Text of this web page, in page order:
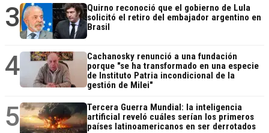
3
Quirno reconoció que el gobierno de Lula
solicitó el retiro del embajador argentino en
Brasil
4
Cachanosky renunció a una fundación
porque "se ha transformado en una especie
de Instituto Patria incondicional de la
gestión de Milei"
5
Tercera Guerra Mundial: la inteligencia
artificial reveló cuáles serían los primeros
países latinoamericanos en ser derrotados